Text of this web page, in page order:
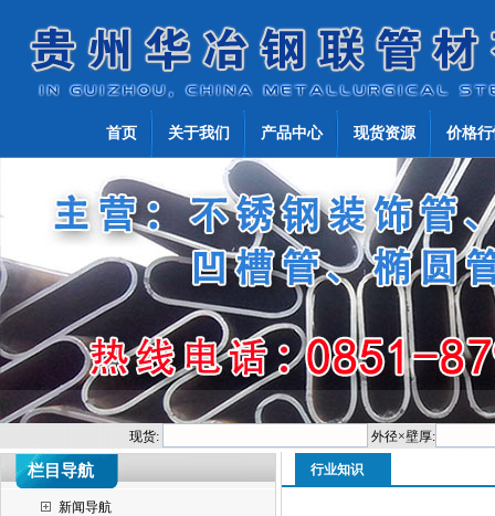
首页 关于我们 产品中心 现货资源 价格
现货: 外径×壁厚:
栏目导航
新闻导航
行业知识